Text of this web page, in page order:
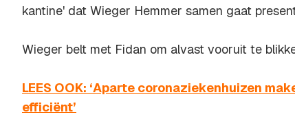
kantine' dat Wieger Hemmer samen gaat
Wieger belt met Fidan om alvast vooruit te
LEES OOK: ‘Aparte coronaziekenhuizen
efficiënt’